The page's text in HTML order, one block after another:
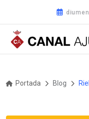
Portada Blog